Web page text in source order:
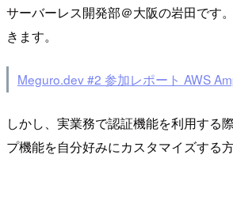
サーバーレス開発部＠大阪の岩田です
きます。
Meguro.dev #2 参加レポート AWS
しかし、実業務で認証機能を利用する
プ機能を自分好みにカスタマイズする